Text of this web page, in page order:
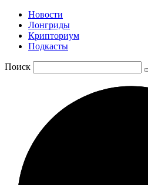
Новости
Лонгриды
Крипториум
Подкасты
Поиск